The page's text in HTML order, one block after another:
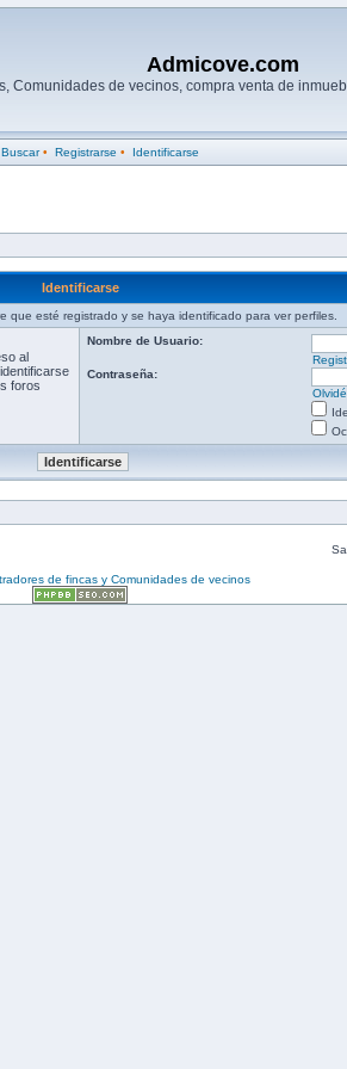
Admicove.com
Comunidades de vecinos, compra venta de
Buscar• Registrarse • Identificarse
Identificarse
que esté registrado y se haya identificado para ver perfiles.
al
foros
Nombre de Usuario:
Contraseña:
de fincas y Comunidades de vecinos